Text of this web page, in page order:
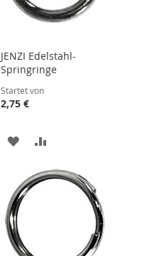
JENZI Edelstahl-
Springringe
Startet von
2,75 €
ZUR
HINZUFÜGEN
HINZUFÜGEN